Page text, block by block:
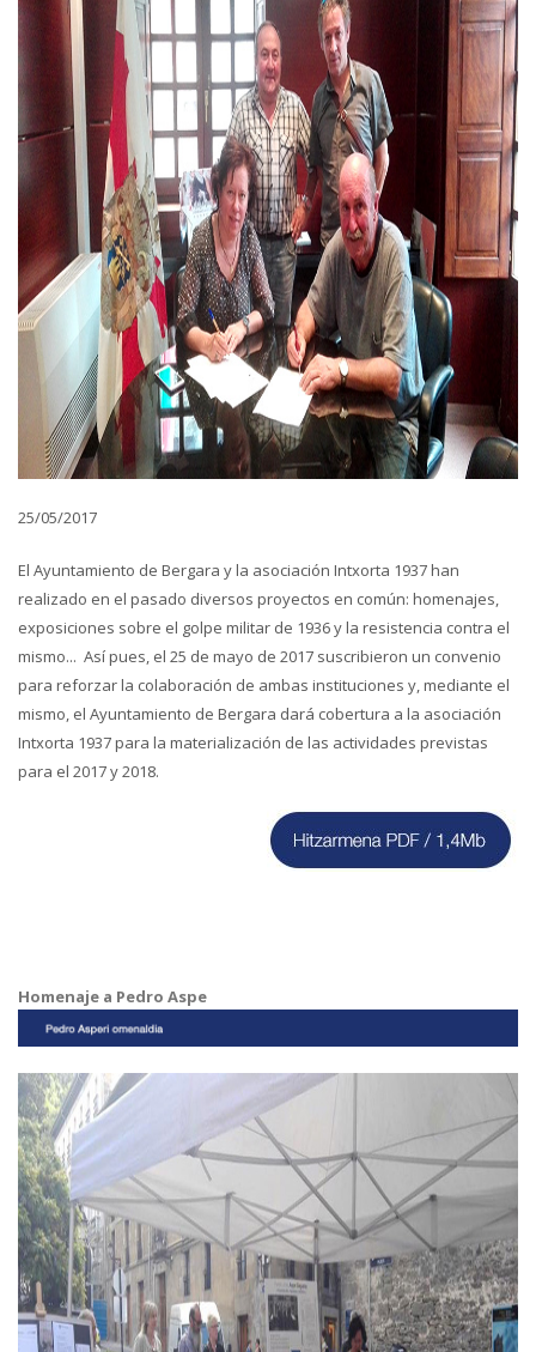
25/05/2017
El Ayuntamiento de Bergara y la asociación Intxorta 1937 han
realizado en el pasado diversos proyectos en común: homenajes,
exposiciones sobre el golpe militar de 1936 y la resistencia contra el
mismo... Así pues, el 25 de mayo de 2017 suscribieron un convenio
para reforzar la colaboración de ambas instituciones y, mediante el
mismo, el Ayuntamiento de Bergara dará cobertura a la asociación
Intxorta 1937 para la materialización de las actividades previstas
para el 2017 y 2018.
Homenaje a Pedro Aspe